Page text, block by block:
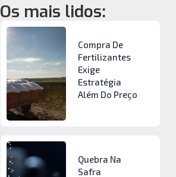
Os mais lidos:
Compra De
Fertilizantes
Exige
Estratégia
Além Do Preço
Quebra Na
Safra